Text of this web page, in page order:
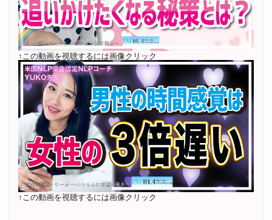
様随時満席
2022年4月 米国NLP協会認定NLPコーチ及び日本NLP能
力開発協会認定NLPコーチ資格取得
↑この動画を視聴するには画像クリック
↑この動画を視聴するには画像クリック